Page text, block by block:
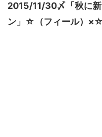
2015/11/30〆「秋に
ン」☆（フィール）×☆